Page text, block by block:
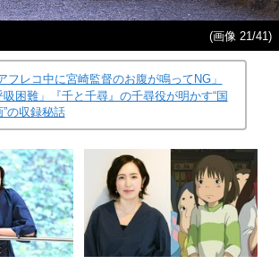
(画像 21/41)
フレコ中に宮崎監督のお腹が鳴ってNG」
吸困難」『千と千尋』の千尋役が明かす“国
の収録秘話